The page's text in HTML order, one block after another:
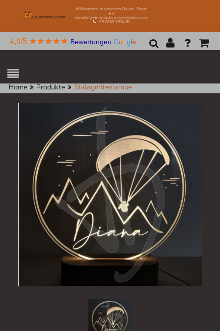
Willkommen in unserem Online-Shop!
vendite@vetreriadimensionevetro.com
+39 0163 560432
4,9/5 ★★★★★ Bewertungen Google
Home Produkte Stalagmitenlampe